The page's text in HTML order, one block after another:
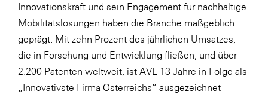
Innovationskraft und sein Engagement für nachhaltige
Mobilitätslösungen haben die Branche maßgeblich
geprägt. Mit zehn Prozent des jährlichen Umsatzes,
die in Forschung und Entwicklung fließen, und über
2.200 Patenten weltweit, ist AVL 13 Jahre in Folge als
„Innovativste Firma Österreichs“ ausgezeichnet